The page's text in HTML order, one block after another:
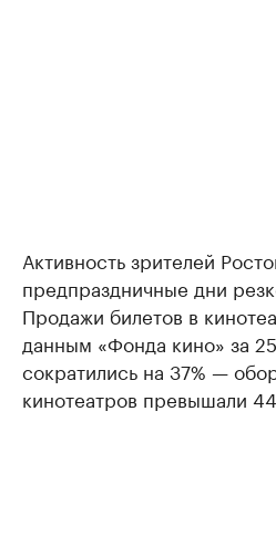
Активность зрителей
предпраздничные дни
Продажи билетов в
данным «Фонда кино» за
сократились на 37% —
кинотеатров превышали